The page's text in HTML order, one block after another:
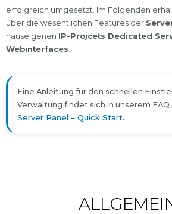
erfolgreich umgesetzt. Im Folgenden
über die wesentlichen Features der
hauseigenen IP-Projcets Dedicated
Webinterfaces
Eine Anleitung für den schnellen
Verwaltung findet sich in unserem FAQ
Server Panel – Quick Start.